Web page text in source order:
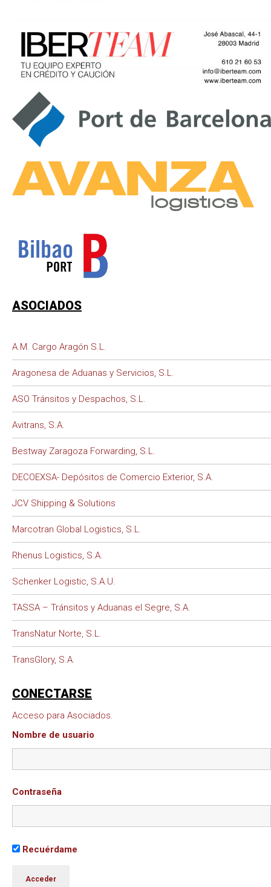
ASOCIADOS
A.M. Cargo Aragón S.L.
Aragonesa de Aduanas y Servicios, S.L.
ASO Tránsitos y Despachos, S.L.
Avitrans, S.A.
Bestway Zaragoza Forwarding, S.L.
DECOEXSA- Depósitos de Comercio Exterior, S.A.
JCV Shipping & Solutions
Marcotran Global Logistics, S.L.
Rhenus Logistics, S.A.
Schenker Logistic, S.A.U.
TASSA – Tránsitos y Aduanas el Segre, S.A.
TransNatur Norte, S.L.
TransGlory, S.A.
CONECTARSE
Acceso para Asociados.
Nombre de usuario
Contraseña
Recuérdame